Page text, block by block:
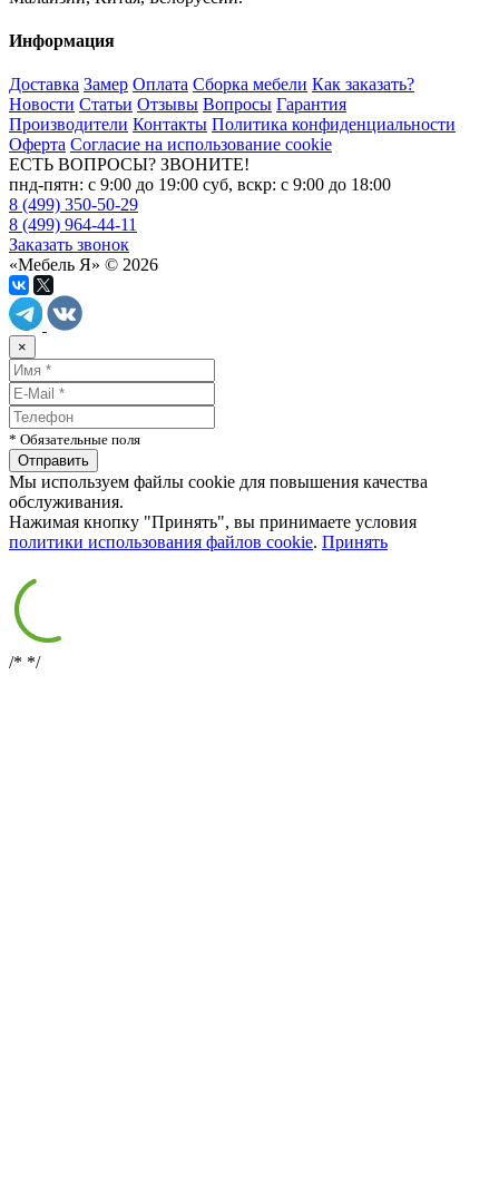
Информация
Доставка Замер Оплата Сборка мебели Как заказать?
Новости Статьи Отзывы Вопросы Гарантия
Производители Контакты Политика конфиденциальности
Оферта Согласие на использование cookie
ЕСТЬ ВОПРОСЫ? ЗВОНИТЕ!
пнд-пятн: с 9:00 до 19:00 суб, вскр: с 9:00 до 18:00
8 (499) 350-50-29
8 (499) 964-44-11
Заказать звонок
«Мебель Я» © 2026
×
* Обязательные поля
Мы используем файлы cookie для повышения качества
обслуживания.
Нажимая кнопку "Принять", вы принимаете условия
политики использования файлов cookie. Принять
/* */